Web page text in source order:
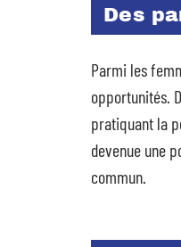
Des
Parmi les
opportunités.
pratiquant la
devenue une
commun.